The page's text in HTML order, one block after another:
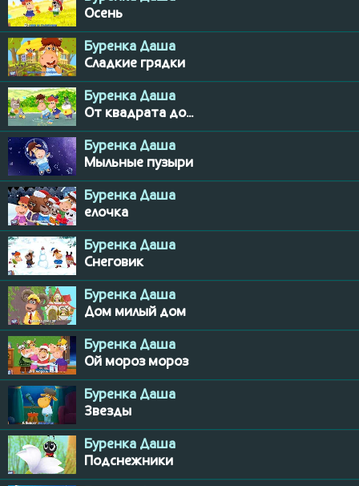
Осень
Буренка Даша
Сладкие грядки
Буренка Даша
От квадрата до...
Буренка Даша
Мыльные пузыри
Буренка Даша
елочка
Буренка Даша
Снеговик
Буренка Даша
Дом милый дом
Буренка Даша
Ой мороз мороз
Буренка Даша
Звезды
Буренка Даша
Подснежники